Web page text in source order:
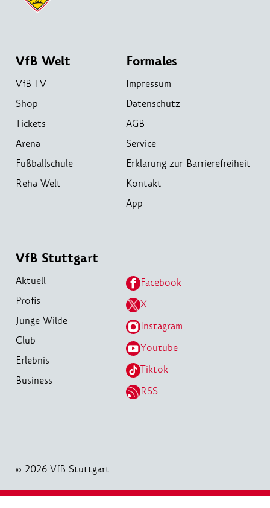
VfB Welt
VfB TV
Shop
Tickets
Arena
Fußballschule
Reha-Welt
Formales
Impressum
Datenschutz
AGB
Service
Erklärung zur Barrierefreiheit
Kontakt
App
VfB Stuttgart
Aktuell
Profis
Junge Wilde
Club
Erlebnis
Business
Facebook
X
Instagram
Youtube
Tiktok
RSS
© 2026 VfB Stuttgart